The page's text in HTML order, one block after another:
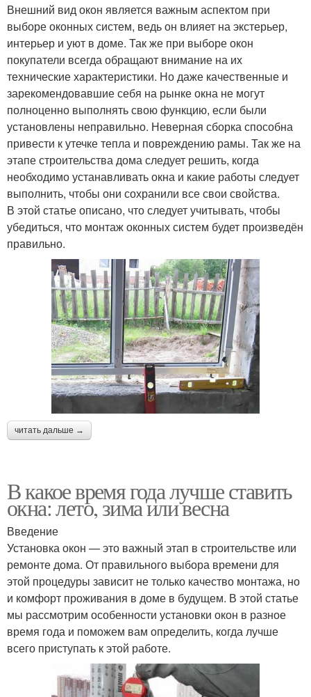
Внешний вид окон является важным аспектом при
выборе оконных систем, ведь он влияет на экстерьер,
интерьер и уют в доме. Так же при выборе окон
покупатели всегда обращают внимание на их
технические характеристики. Но даже качественные и
зарекомендовавшие себя на рынке окна не могут
полноценно выполнять свою функцию, если были
установлены неправильно. Неверная сборка способна
привести к утечке тепла и повреждению рамы. Так же на
этапе строительства дома следует решить, когда
необходимо устанавливать окна и какие работы следует
выполнить, чтобы они сохранили все свои свойства.
В этой статье описано, что следует учитывать, чтобы
убедиться, что монтаж оконных систем будет произведён
правильно.
читать дальше →
В какое время года лучше ставить
окна: лето, зима или весна
Введение
Установка окон — это важный этап в строительстве или
ремонте дома. От правильного выбора времени для
этой процедуры зависит не только качество монтажа, но
и комфорт проживания в доме в будущем. В этой статье
мы рассмотрим особенности установки окон в разное
время года и поможем вам определить, когда лучше
всего приступать к этой работе.